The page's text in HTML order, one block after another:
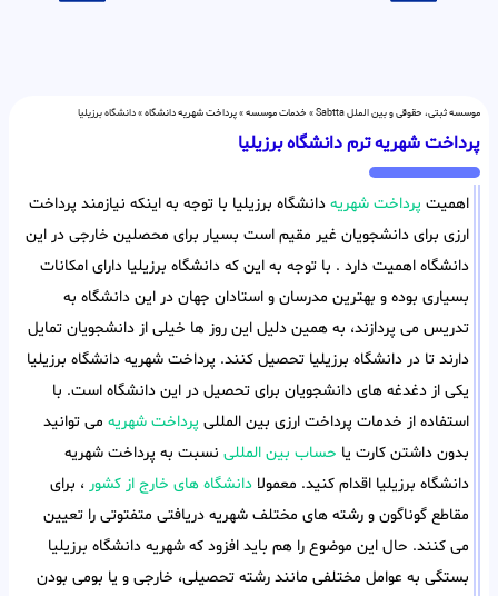
موسسه ثبتی، حقوقی و بین الملل Sabtta » خدمات موسسه»پرداخت شهریه دانشگاه»دانشگاه برزیلیا
پرداخت شهریه ترم دانشگاه برزیلیا
اهمیت پرداخت شهریه دانشگاه برزیلیا با توجه به اینکه نیازمند پرداخت
ارزی برای دانشجویان غیر مقیم است بسیار برای محصلین خارجی در این
دانشگاه اهمیت دارد . با توجه به این که دانشگاه برزیلیا دارای امکانات
بسیاری بوده و بهترین مدرسان و استادان جهان در این دانشگاه به
تدریس می پردازند، به همین دلیل این روز ها خیلی از دانشجویان تمایل
دارند تا در دانشگاه برزیلیا تحصیل کنند. پرداخت شهریه دانشگاه برزیلیا
یکی از دغدغه های دانشجویان برای تحصیل در این دانشگاه است. با
استفاده از خدمات پرداخت ارزی بین المللی پرداخت شهریه می توانید
بدون داشتن کارت یا حساب بین المللی نسبت به پرداخت شهریه
دانشگاه برزیلیا اقدام کنید. معمولا دانشگاه های خارج از کشور ، برای
مقاطع گوناگون و رشته های مختلف شهریه دریافتی متفتوتی را تعیین
می کنند. حال این موضوع را هم باید افزود که شهریه دانشگاه برزیلیا
بستگی به عوامل مختلفی مانند رشته تحصیلی، خارجی و یا بومی بودن